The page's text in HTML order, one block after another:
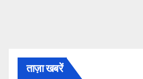
ताज़ा खबरें